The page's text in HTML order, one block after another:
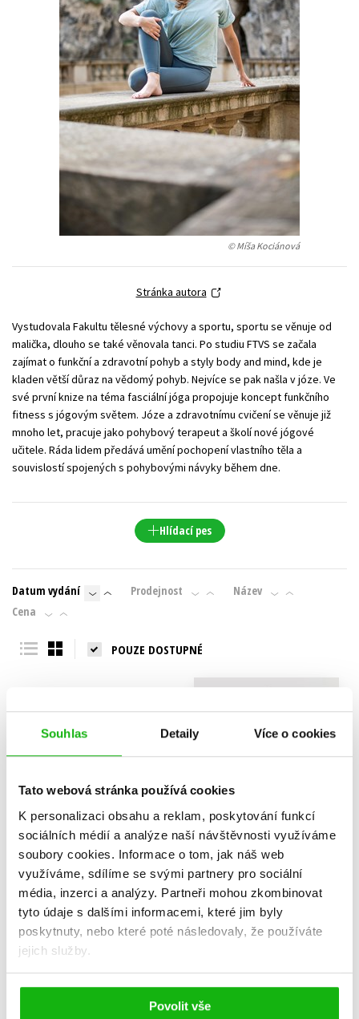
Souhlas Detaily Více o cookies
Tato webová stránka používá cookies
K personalizaci obsahu a reklam, poskytování funkcí
sociálních médií a analýze naší návštěvnosti využíváme
soubory cookies. Informace o tom, jak náš web
využíváme, sdílíme se svými partnery pro sociální
média, inzerci a analýzy. Partneři mohou zkombinovat
tyto údaje s dalšími informacemi, které jim byly
poskytnuty, nebo které poté následovaly, že používáte
jejich služby.
Povolit vše
Young adult (SK)
Zahraniční literatura Zdraví a životní styl
Všechny tituly
© Míša Kociánová
Stránka autora
Vystudovala Fakultu tělesné výchovy a sportu, sportu se věnuje od
malička, dlouho se také věnovala tanci. Po studiu FTVS se začala
zajímat o funkční a zdravotní pohyb a styly body and mind, kde je
kladen větší důraz na vědomý pohyb. Nejvíce se pak našla v józe. Ve
své první knize na téma fasciální jóga propojuje koncept funkčního
fitness s jógovým světem. Józe a zdravotnímu cvičení se věnuje již
mnoho let, pracuje jako pohybový terapeut a školí nové jógové
učitele. Ráda lidem předává umění pochopení vlastního těla a
souvislostí spojených s pohybovými návyky během dne.
Hlídací pes
Datum vydání Prodejnost
Název
Cena
POUZE DOSTUPNÉ
Kancelář v pohybu
Nikol Maio
319 Kč
Do košíku
Fascinující jóga
Nikol Maio
279 Kč
Do košíku